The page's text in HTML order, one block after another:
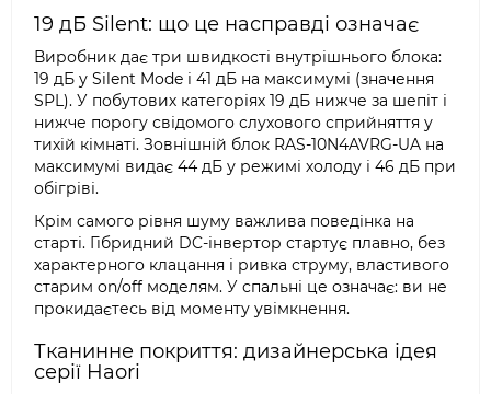
19 дБ Silent: що це насправді означає
Виробник дає три швидкості внутрішнього блока:
19 дБ у Silent Mode і 41 дБ на максимумі (значення
SPL). У побутових категоріях 19 дБ нижче за шепіт і
нижче порогу свідомого слухового сприйняття у
тихій кімнаті. Зовнішній блок RAS-10N4AVRG-UA на
максимумі видає 44 дБ у режимі холоду і 46 дБ при
обігріві.
Крім самого рівня шуму важлива поведінка на
старті. Гібридний DC-інвертор стартує плавно, без
характерного клацання і ривка струму, властивого
старим on/off моделям. У спальні це означає: ви не
прокидаєтесь від моменту увімкнення.
Тканинне покриття: дизайнерська ідея
серії Haori